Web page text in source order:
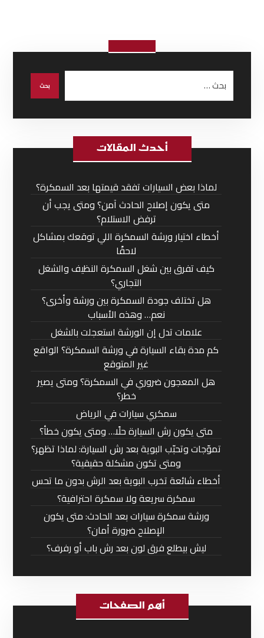
أحدث المقالات
لماذا بعض السيارات تفقد قيمتها بعد السمكرة؟
متى يكون إصلاح الحادث آمن؟ ومتى يجب أن
ترفض الاستلام؟
أخطاء اختيار ورشة السمكرة اللي توقعك بمشاكل
لاحقًا
كيف تفرق بين شغل السمكرة النظيف والشغل
التجاري؟
هل تختلف جودة السمكرة بين ورشة وأخرى؟
نعم… وهذه الأسباب
علامات تدل إن الورشة استعجلت بالشغل
كم مدة بقاء السيارة في ورشة السمكرة؟ الواقع
غير المتوقع
هل المعجون ضروري في السمكرة؟ ومتى يصير
خطر؟
سمكري سيارات في الرياض
متى يكون رش السيارة حلًا… ومتى يكون خطأ؟
تموّجات وتحبّب البوية بعد رش السيارة: لماذا تظهر؟
ومتى تكون مشكلة حقيقية؟
أخطاء شائعة تخرب البوية بعد الرش بدون ما تحس
سمكرة سريعة ولا سمكرة احترافية؟
ورشة سمكرة سيارات بعد الحادث: متى يكون
الإصلاح ضرورة أمان؟
ليش بيطلع فرق لون بعد رش باب أو رفرف؟
أهم الصفحات